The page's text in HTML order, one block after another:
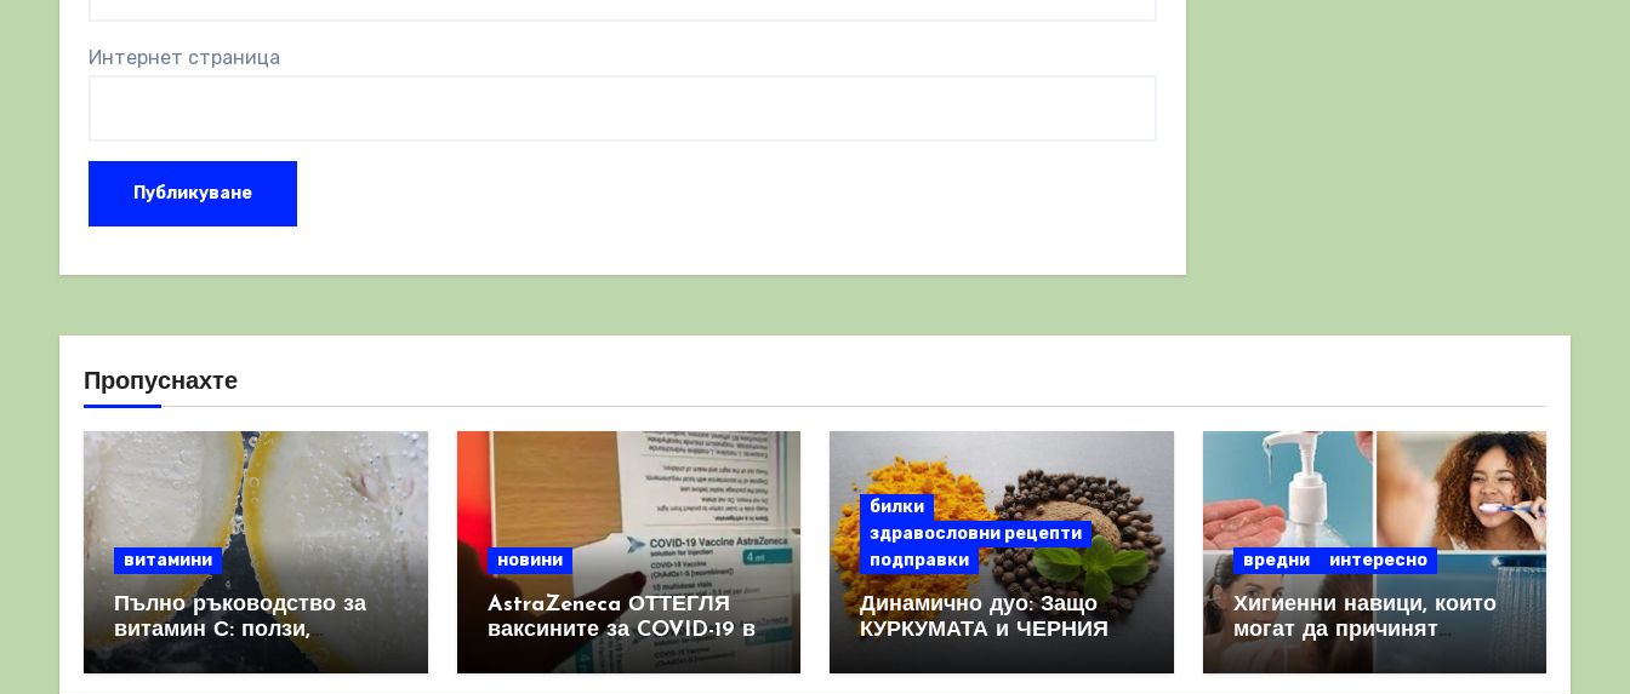
Интернет страница
Пропуснахте
витамини
Пълно ръководство за
витамин С: ползи,
източници и защо е
важен за имунната
новини
AstraZeneca ОТТЕГЛЯ
ваксините за COVID-19 в
световен мащаб, след
като призна, че те
билки
здравословни рецепти
подправки
Динамично дуо: Защо
КУРКУМАТА и ЧЕРНИЯ
комбинация
вредни интересно
Хигиенни навици, които
могат да причинят
повече вреда, отколкото
полза